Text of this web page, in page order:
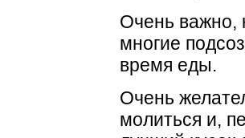
Очень важно,
многие
время еды.
Очень
молиться и,